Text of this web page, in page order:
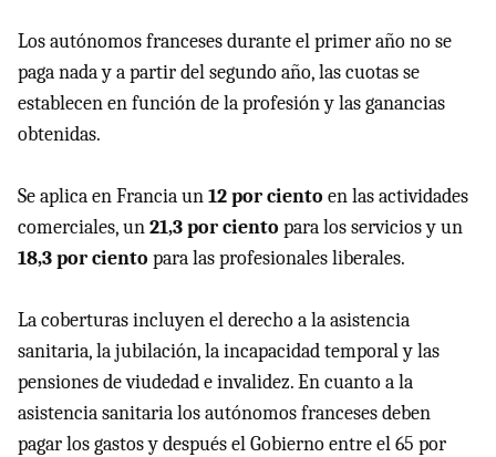
Los autónomos franceses durante el primer año no se
paga nada y a partir del segundo año, las cuotas se
establecen en función de la profesión y las ganancias
obtenidas.
Se aplica en Francia un12 por ciento en las actividades
comerciales, un21,3 por ciento para los servicios y un
18,3 por ciento para las profesionales liberales.
La coberturas incluyen el derecho a la asistencia
sanitaria, la jubilación, la incapacidad temporal y las
pensiones de viudedad e invalidez. En cuanto a la
asistencia sanitaria los autónomos franceses deben
pagar los gastos y después el Gobierno entre el 65 por